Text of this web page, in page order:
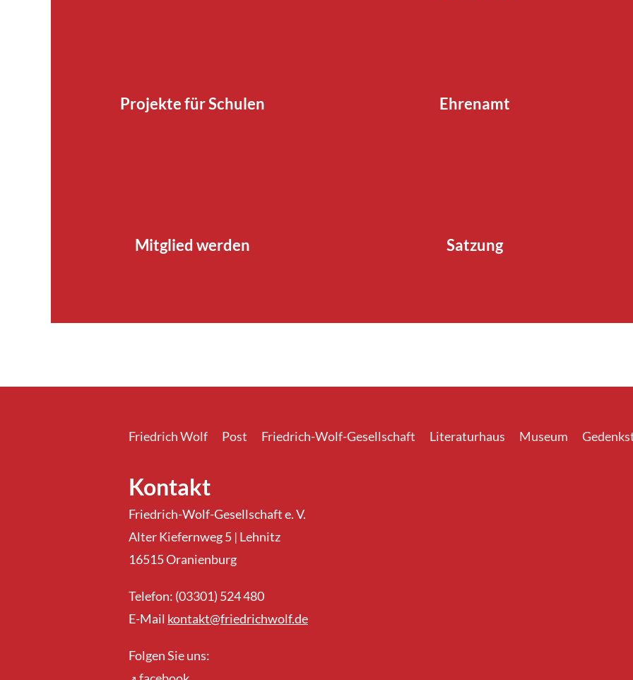
Projekte für Schulen Ehrenamt
Mitglied werden Satzung
Friedrich Wolf Post Friedrich-Wolf-Gesellschaft Literaturhaus Museum
Kontakt
Friedrich-Wolf-Gesellschaft e. V.
Alter Kiefernweg 5 | Lehnitz
16515 Oranienburg
Telefon: (03301) 524 480
E-Mail kontakt@friedrichwolf.de
Folgen Sie uns: